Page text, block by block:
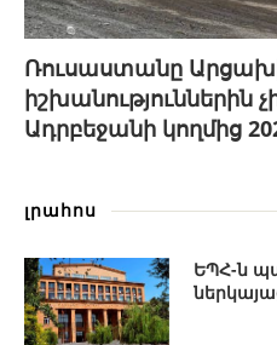
Ռուսաստանը
իշխանություններին
Ադրբեջանի կողմից
լրահոս
ԵՊՀ-ն